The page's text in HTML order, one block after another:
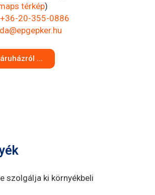
térkép)
+36-20-355-0886
...
szolgálja ki környékbeli